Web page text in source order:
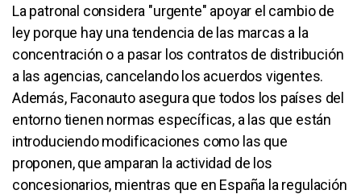
La patronal considera "urgente" apoyar el cambio de
ley porque hay una tendencia de las marcas a la
concentración o a pasar los contratos de distribución
a las agencias, cancelando los acuerdos vigentes.
Además, Faconauto asegura que todos los países del
entorno tienen normas específicas, a las que están
introduciendo modificaciones como las que
proponen, que amparan la actividad de los
concesionarios, mientras que en España la regulación